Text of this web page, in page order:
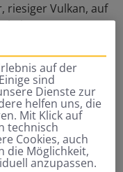
riesiger Vulkan, auf
manchen Stellen
Eis warme Füße:
ein untrügliches
von Deception
auf der
sind
Dienste zur
helfen uns, die
Mit Klick auf
technisch
Cookies, auch
die Möglichkeit,
anzupassen.